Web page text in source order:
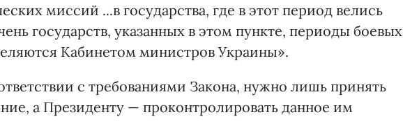
миссий ...в государства, где в этот период велись
государств, указанных в этом пункте, периоды боевых
Кабинетом министров Украины».
с требованиями Закона, нужно лишь принять
а Президенту — проконтролировать данное им